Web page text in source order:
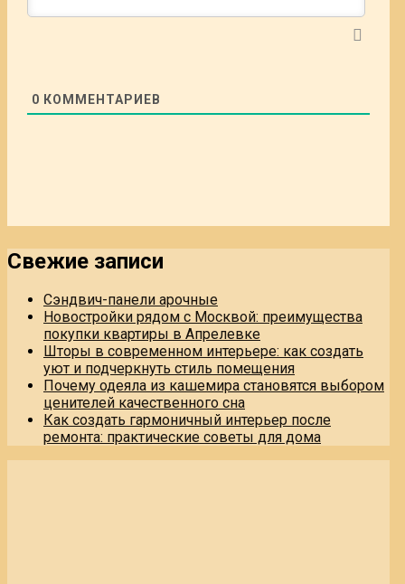
0 КОММЕНТАРИЕВ
Свежие записи
Сэндвич-панели арочные
Новостройки рядом с Москвой: преимущества
покупки квартиры в Апрелевке
Шторы в современном интерьере: как создать
уют и подчеркнуть стиль помещения
Почему одеяла из кашемира становятся выбором
ценителей качественного сна
Как создать гармоничный интерьер после
ремонта: практические советы для дома